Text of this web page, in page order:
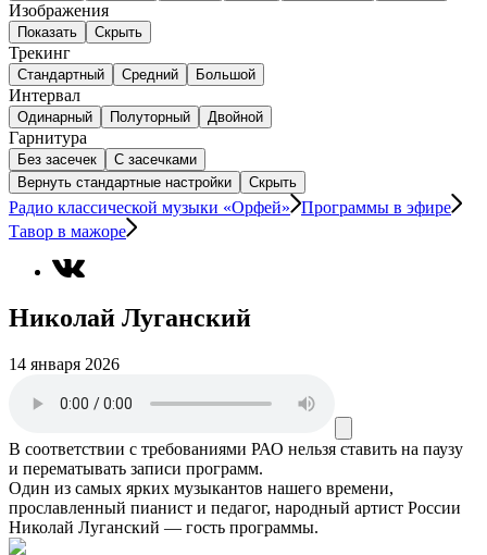
Изображения
Показать Скрыть
Трекинг
Стандартный Средний Большой
Интервал
Одинарный Полуторный Двойной
Гарнитура
Без засечек
С засечками
Вернуть стандартные настройки
Скрыть
Радио классической музыки «Орфей»
Программы в эфире
Тавор в мажоре
Николай Луганский
14 января 2026
В соответствии с требованиями РАО нельзя ставить на паузу
и перематывать записи программ.
Один из самых ярких музыкантов нашего времени,
прославленный пианист и педагог, народный артист России
Николай Луганский — гость программы.